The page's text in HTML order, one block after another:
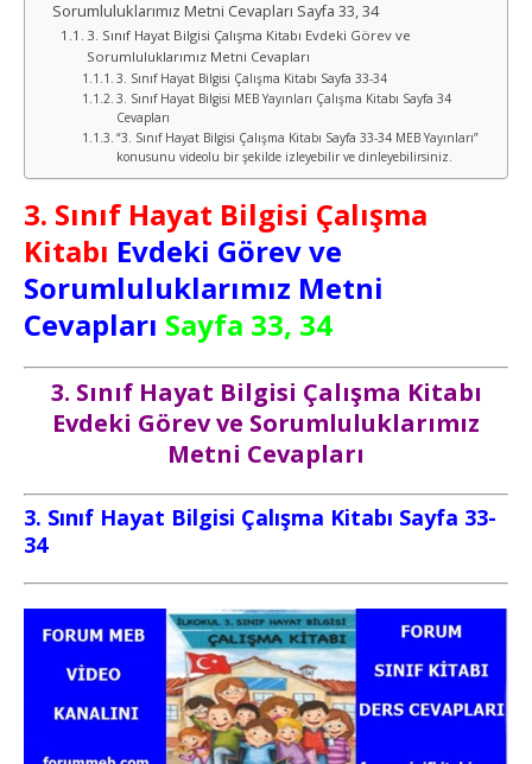
Sorumluluklarımız Metni Cevapları Sayfa 33, 34
3. Sınıf Hayat Bilgisi Çalışma Kitabı Evdeki Görev ve
Sorumluluklarımız Metni Cevapları
3. Sınıf Hayat Bilgisi Çalışma Kitabı Sayfa 33-34
3. Sınıf Hayat Bilgisi MEB Yayınları Çalışma Kitabı Sayfa 34
Cevapları
“3. Sınıf Hayat Bilgisi Çalışma Kitabı Sayfa 33-34 MEB Yayınları”
konusunu videolu bir şekilde izleyebilir ve dinleyebilirsiniz.
3. Sınıf Hayat Bilgisi Çalışma
Kitabı Evdeki Görev ve
Sorumluluklarımız Metni
Cevapları Sayfa 33, 34
3. Sınıf Hayat Bilgisi Çalışma Kitabı
Evdeki Görev ve Sorumluluklarımız
Metni Cevapları
3. Sınıf Hayat Bilgisi Çalışma Kitabı Sayfa 33-
34